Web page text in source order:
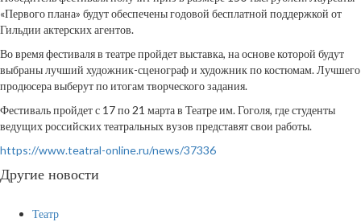
«Первого плана» будут обеспечены годовой бесплатной поддержкой от
Гильдии актерских агентов.
Во время фестиваля в театре пройдет выставка, на основе которой будут
выбраны лучший художник-сценограф и художник по костюмам. Лучшего
продюсера выберут по итогам творческого задания.
Фестиваль пройдет с 17 по 21 марта в Театре им. Гоголя, где студенты
ведущих российских театральных вузов представят свои работы.
https://www.teatral-online.ru/news/37336
Другие новости
Театр